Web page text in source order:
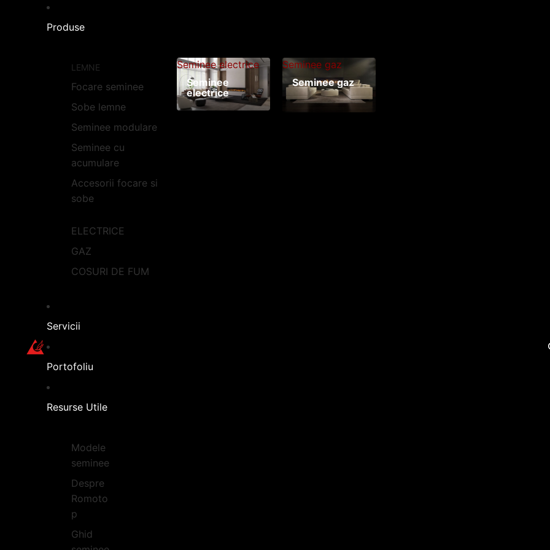
Produse
LEMNE
Focare seminee
Sobe lemne
Seminee modulare
Seminee cu
acumulare
Accesorii focare si
sobe
ELECTRICE
GAZ
COSURI DE FUM
Seminee electrice
Seminee
electrice
Seminee gaz
Seminee gaz
Servicii
Portofoliu
Resurse Utile
Modele
seminee
Despre
Romoto
p
Ghid